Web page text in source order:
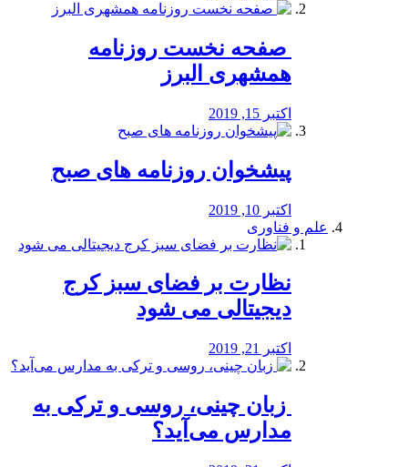
️ صفحه نخست روزنامه‌
همشهری البرز
اکتبر 15, 2019
پیشخوان روزنامه های صبح
اکتبر 10, 2019
علم و فناوری
نظارت بر فضای سبز کرج
دیجیتالی می شود
اکتبر 21, 2019
️ زبان چینی، روسی و ترکی به
مدارس می‌آید؟